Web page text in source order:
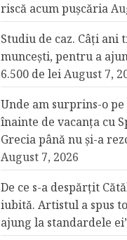
riscă acum pușcăria
Studiu de caz. Câți ani
muncești, pentru a
6.500 de leiAugust 7,
Unde am surprins-o
înainte de vacanța cu
Grecia până nu și-a
August 7, 2026
De ce s-a despărțit
iubită. Artistul a spus
ajung la standardele